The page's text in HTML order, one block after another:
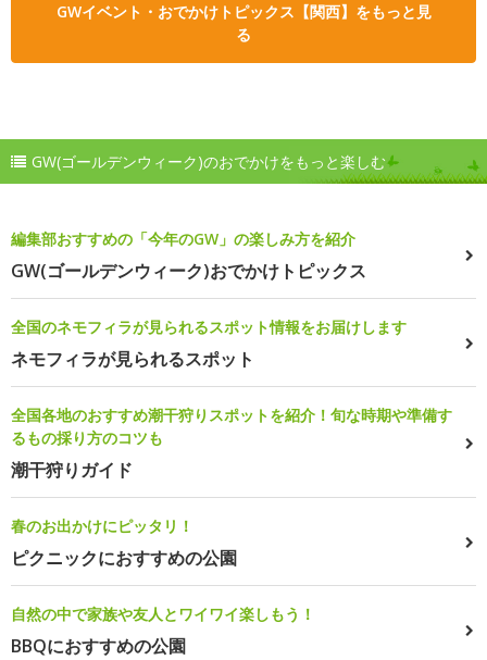
GWイベント・おでかけトピックス【関西】をもっと見
る
GW(ゴールデンウィーク)のおでかけをもっと楽しむ
編集部おすすめの「今年のGW」の楽しみ方を紹介
GW(ゴールデンウィーク)おでかけトピックス
全国のネモフィラが見られるスポット情報をお届けします
ネモフィラが見られるスポット
全国各地のおすすめ潮干狩りスポットを紹介！旬な時期や準備す
るもの採り方のコツも
潮干狩りガイド
春のお出かけにピッタリ！
ピクニックにおすすめの公園
自然の中で家族や友人とワイワイ楽しもう！
BBQにおすすめの公園